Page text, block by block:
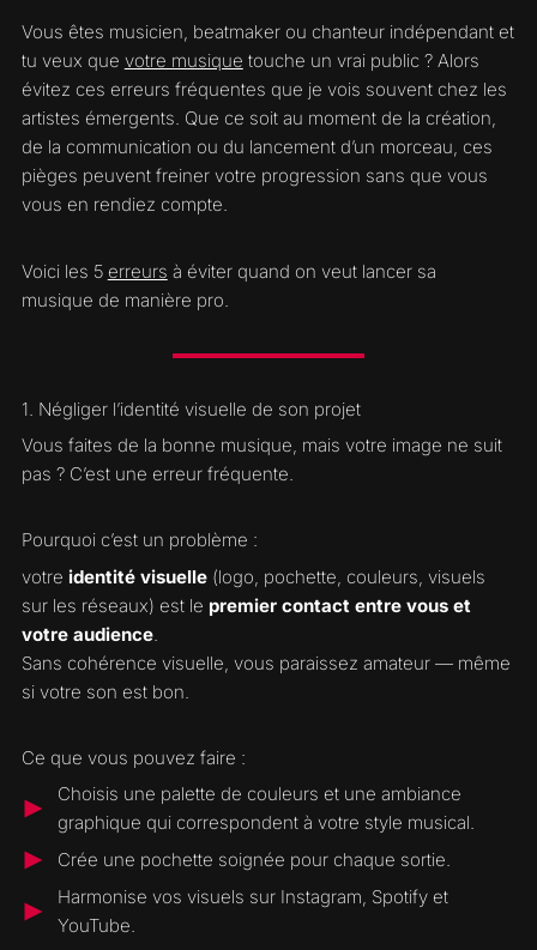
Vous êtes musicien, beatmaker ou chanteur indépendant et
tu veux que votre musique touche un vrai public ? Alors
évitez ces erreurs fréquentes que je vois souvent chez les
artistes émergents. Que ce soit au moment de la création,
de la communication ou du lancement d’un morceau, ces
pièges peuvent freiner votre progression sans que vous
vous en rendiez compte.
Voici les 5 erreurs à éviter quand on veut lancer sa
musique de manière pro.
1. Négliger l’identité visuelle de son projet
Vous faites de la bonne musique, mais votre image ne suit
pas ? C’est une erreur fréquente.
Pourquoi c’est un problème :
votre identité visuelle(logo, pochette, couleurs, visuels
sur les réseaux) est le premier contact entre vous et
votre audience.
Sans cohérence visuelle, vous paraissez amateur — même
si votre son est bon.
Ce que vous pouvez faire :
Choisis une palette de couleurs et une ambiance
graphique qui correspondent à votre style musical.
Crée une pochette soignée pour chaque sortie.
Harmonise vos visuels sur Instagram, Spotify et
YouTube.